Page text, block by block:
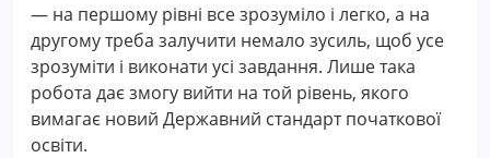
— на першому рівні все зрозуміло і легко, а на
другому треба залучити немало зусиль, щоб усе
зрозуміти і виконати усі завдання. Лише така
робота дає змогу вийти на той рівень, якого
вимагає новий Державний стандарт початкової
освіти.